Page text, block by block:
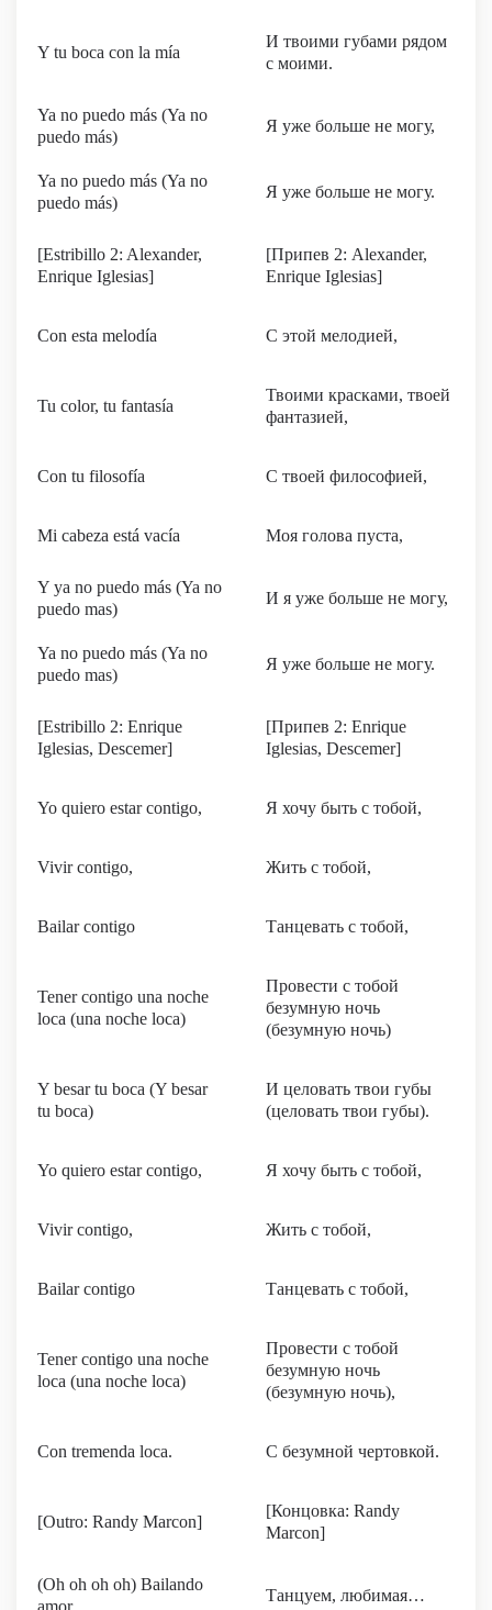
Y tu boca con la mía
И твоими губами рядом
с моими.
Ya no puedo más (Ya no
puedo más)
Я уже больше не могу,
Ya no puedo más (Ya no
puedo más)
Я уже больше не могу.
[Estribillo 2: Alexander,
Enrique Iglesias]
[Припев 2: Alexander,
Enrique Iglesias]
Con esta melodía С этой мелодией,
Tu color, tu fantasía
Твоими красками, твоей
фантазией,
Con tu filosofía С твоей философией,
Mi cabeza está vacía Моя голова пуста,
Y ya no puedo más (Ya no
puedo mas)
И я уже больше не могу,
Ya no puedo más (Ya no
puedo mas)
Я уже больше не могу.
[Estribillo 2: Enrique
Iglesias, Descemer]
[Припев 2: Enrique
Iglesias, Descemer]
Yo quiero estar contigo, Я хочу быть с тобой,
Vivir contigo, Жить с тобой,
Bailar contigo Танцевать с тобой,
Tener contigo una noche
loca (una noche loca)
Провести с тобой
безумную ночь
(безумную ночь)
Y besar tu boca (Y besar
tu boca)
И целовать твои губы
(целовать твои губы).
Yo quiero estar contigo, Я хочу быть с тобой,
Vivir contigo, Жить с тобой,
Bailar contigo Танцевать с тобой,
Tener contigo una noche
loca (una noche loca)
Провести с тобой
безумную ночь
(безумную ночь),
Con tremenda loca. C безумной чертовкой.
[Outro: Randy Marcon]
[Концовка: Randy
Marcon]
(Oh oh oh oh) Bailando
amor…
Танцуем, любимая…